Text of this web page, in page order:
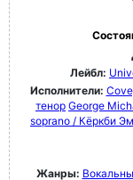
Лейбл:
Исполнители:
тенор George
soprano / Кёркби
Жанры: